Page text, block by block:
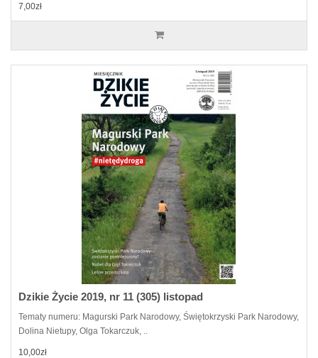
7,00zł
Dzikie Życie 2019, nr 11 (305) listopad
Tematy numeru: Magurski Park Narodowy, Świętokrzyski Park Narodowy,
Dolina Nietupy, Olga Tokarczuk, ..
10,00zł